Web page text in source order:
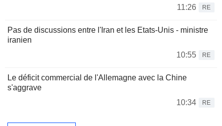
11:26
RE
Pas de discussions entre l'Iran et les Etats-Unis - ministre
iranien
10:55
RE
Le déficit commercial de l'Allemagne avec la Chine
s'aggrave
10:34
RE